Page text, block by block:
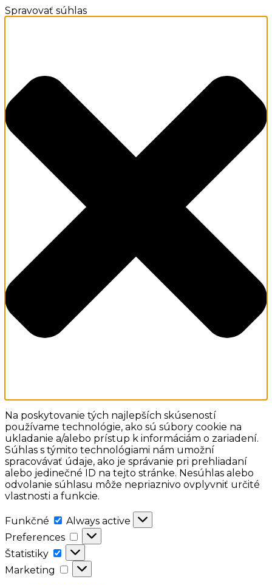
Spravovať súhlas
Na poskytovanie tých najlepších skúseností
používame technológie, ako sú súbory cookie na
ukladanie a/alebo prístup k informáciám o zariadení.
Súhlas s týmito technológiami nám umožní
spracovávať údaje, ako je správanie pri prehliadaní
alebo jedinečné ID na tejto stránke. Nesúhlas alebo
odvolanie súhlasu môže nepriaznivo ovplyvniť určité
vlastnosti a funkcie.
Funkčné Funkčné
Always active
Preferences
Preferences
Štatistiky
Štatistiky
Marketing
Marketing